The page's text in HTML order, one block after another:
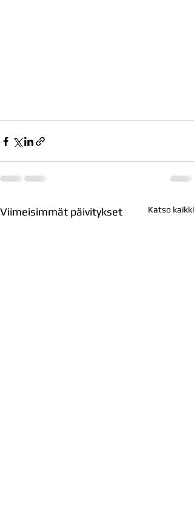
Viimeisimmät päivitykset Katso kaikki